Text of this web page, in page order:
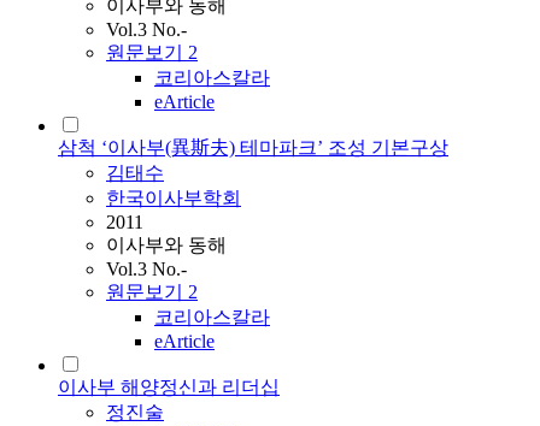
이사부와 동해
Vol.3 No.-
원문보기 2
코리아스칼라
eArticle
삼척 ‘이사부(異斯夫) 테마파크’ 조성 기본구상
김태수
한국이사부학회
2011
이사부와 동해
Vol.3 No.-
원문보기 2
코리아스칼라
eArticle
이사부 해양정신과 리더십
정진술